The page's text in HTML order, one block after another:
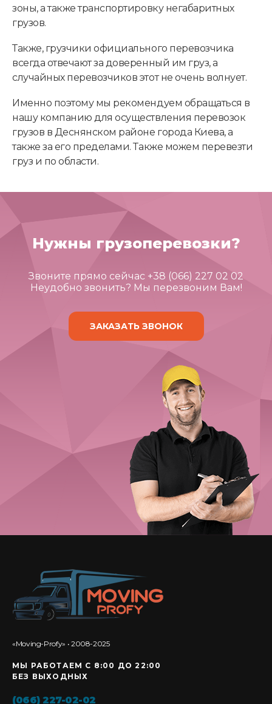
зоны, а также транспортировку негабаритных
грузов.
Также, грузчики официального перевозчика
всегда отвечают за доверенный им груз, а
случайных перевозчиков этот не очень волнует.
Именно поэтому мы рекомендуем обращаться в
нашу компанию для осуществления перевозок
грузов в Деснянском районе города Киева, а
также за его пределами. Также можем перевезти
груз и по области.
Нужны грузоперевозки?
Звоните прямо сейчас +38 (066) 227 02 02
Неудобно звонить? Мы перезвоним Вам!
ЗАКАЗАТЬ ЗВОНОК
«Moving-Profy» • 2008-2025
МЫ РАБОТАЕМ С 8:00 ДО 22:00
БЕЗ ВЫХОДНЫХ
(066) 227-02-02